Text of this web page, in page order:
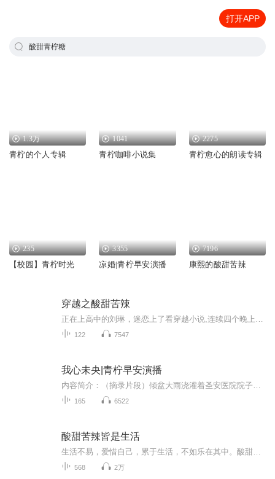
打开APP
酸甜青柠糖
1.3万
青柠的个人专辑
1041
青柠咖啡小说集
2275
青柠愈心的朗读专辑
235
【校园】青柠时光
3355
凉婚|青柠早安演播
7196
康熙的酸甜苦辣
穿越之酸甜苦辣
122 7547
我心未央|青柠早安演播
165 6522
酸甜苦辣皆是生活
568 2万